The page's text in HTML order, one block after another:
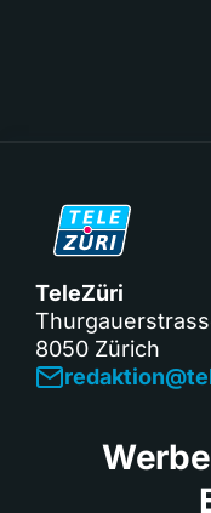
TeleZüri
8050 Zürich